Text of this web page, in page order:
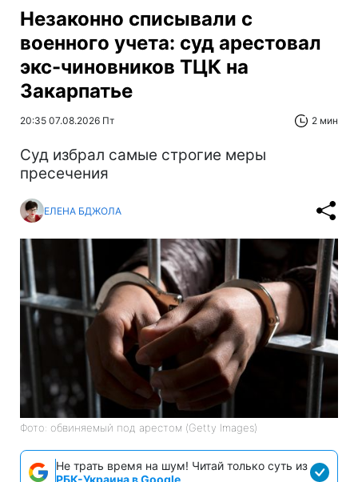
Незаконно списывали с
военного учета: суд арестовал
экс-чиновников ТЦК на
Закарпатье
20:35 07.08.2026 Пт 2 мин
Суд избрал самые строгие меры
пресечения
ЕЛЕНА БДЖОЛА
Фото: обвиняемый под арестом (Getty Images)
Не трать время на шум! Читай только суть из
РБК-Украина в Google